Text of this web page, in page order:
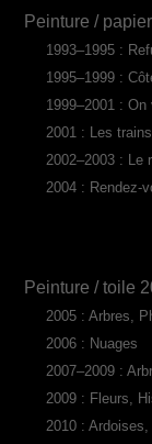
Peinture /
1993–1995 :
1995–1999 :
1999–2001 :
2001 : Les trains
2002–2003 : Le
2004 : Rendez-
Peinture / toile
2005 : Arbres,
2006 : Nuages
2007–2009 :
2009 : Fleurs,
2010 :